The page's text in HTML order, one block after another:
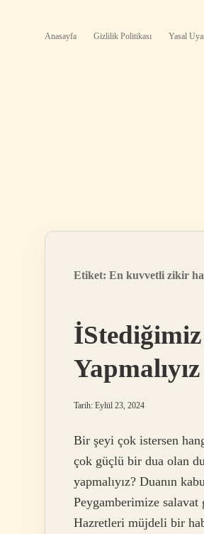
Anasayfa Gizlilik Politikası Yasal
Etiket: En kuvvetli zikir
Yapmalıyız
Tarih: Eylül 23, 2024
Bir şeyi çok istersen
çok güçlü bir dua olan
yapmalıyız? Duanın
Peygamberimize
Hazretleri müjdeli bir